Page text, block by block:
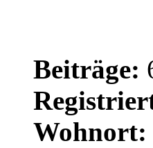
Beiträge:
Wohnort: